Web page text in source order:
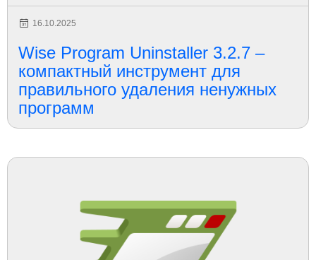
16.10.2025
Wise Program Uninstaller 3.2.7 –
компактный инструмент для
правильного удаления ненужных
программ